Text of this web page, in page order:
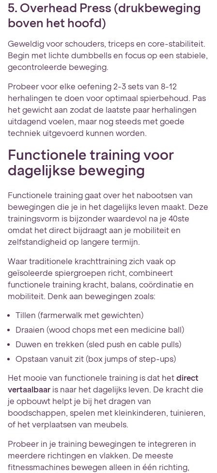
5. Overhead Press (drukbeweging
boven het hoofd)
Geweldig voor schouders, triceps en core-stabiliteit.
Begin met lichte dumbbells en focus op een stabiele,
gecontroleerde beweging.
Probeer voor elke oefening 2-3 sets van 8-12
herhalingen te doen voor optimaal spierbehoud. Pas
het gewicht aan zodat de laatste paar herhalingen
uitdagend voelen, maar nog steeds met goede
techniek uitgevoerd kunnen worden.
Functionele training voor
dagelijkse beweging
Functionele training gaat over het nabootsen van
bewegingen die je in het dagelijks leven maakt. Deze
trainingsvorm is bijzonder waardevol na je 40ste
omdat het direct bijdraagt aan je mobiliteit en
zelfstandigheid op langere termijn.
Waar traditionele krachttraining zich vaak op
geïsoleerde spiergroepen richt, combineert
functionele training kracht, balans, coördinatie en
mobiliteit. Denk aan bewegingen zoals:
Tillen (farmerwalk met gewichten)
Draaien (wood chops met een medicine ball)
Duwen en trekken (sled push en cable pulls)
Opstaan vanuit zit (box jumps of step-ups)
Het mooie van functionele training is dat het direct
vertaalbaar is naar het dagelijks leven. De kracht die
je opbouwt helpt je bij het dragen van
boodschappen, spelen met kleinkinderen, tuinieren,
of het verplaatsen van meubels.
Probeer in je training bewegingen te integreren in
meerdere richtingen en vlakken. De meeste
fitnessmachines bewegen alleen in één richting,